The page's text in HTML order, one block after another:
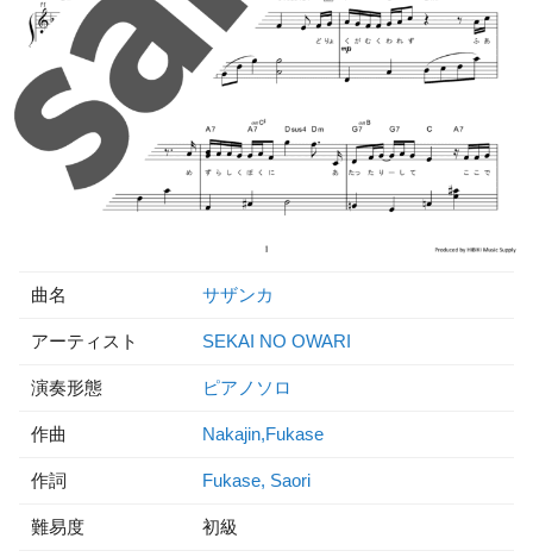
曲名 サザンカ
アーティスト SEKAI NO OWARI
演奏形態 ピアノソロ
作曲 Nakajin,Fukase
作詞 Fukase, Saori
難易度 初級